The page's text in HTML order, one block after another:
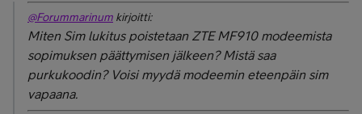
@Forummarinum kirjoitti:
Miten Sim lukitus poistetaan ZTE MF910 modeemista
sopimuksen päättymisen jälkeen? Mistä saa
purkukoodin? Voisi myydä modeemin eteenpäin sim
vapaana.